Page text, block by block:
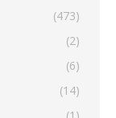
(473)
(2)
(6)
(14)